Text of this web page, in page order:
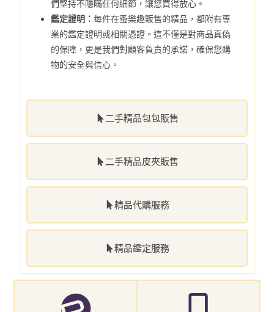
二手精品包包販售
二手精品皮夾販售
精品代購服務
精品鑑定服務
們堅持不隱瞞任何細節，讓您買得放心。
鑑定證明：每件在蚤樂趣販售的精品，都附有專
業的鑑定證明或相關憑證。這不僅是對商品真偽
的保障，更是我們對顧客負責的承諾，確保您購
物的安全與信心。